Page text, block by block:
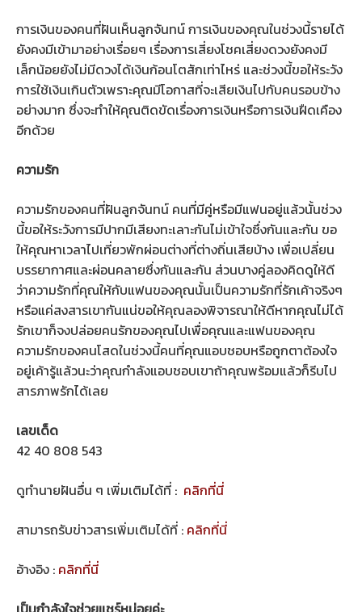
การเงินของคนที่ฝันเห็นลูกจันทน์ การเงินของคุณในช่วงนี้รายได้
ยังคงมีเข้ามาอย่างเรื่อยๆ เรื่องการเสี่ยงโชคเสี่ยงดวงยังคงมี
เล็กน้อยยังไม่มีดวงได้เงินก้อนโตสักเท่าไหร่ และช่วงนี้ขอให้ระวัง
การใช้เงินเกินตัวเพราะคุณมีโอกาสที่จะเสียเงินไปกับคนรอบข้าง
อย่างมาก ซึ่งจะทำให้คุณติดขัดเรื่องการเงินหรือการเงินฝืดเคือง
อีกด้วย
ความรัก
ความรักของคนที่ฝันลูกจันทน์ คนที่มีคู่หรือมีแฟนอยู่แล้วนั้นช่วง
นี้ขอให้ระวังการมีปากมีเสียงทะเลาะกันไม่เข้าใจซึ่งกันและกัน ขอ
ให้คุณหาเวลาไปเที่ยวพักผ่อนต่างที่ต่างถิ่นเสียบ้าง เพื่อเปลี่ยน
บรรยากาศและผ่อนคลายซึ่งกันและกัน ส่วนบางคู่ลองคิดดูให้ดี
ว่าความรักที่คุณให้กับแฟนของคุณนั้นเป็นความรักที่รักเค้าจริงๆ
หรือแค่สงสารเขากันแน่ขอให้คุณลองพิจารณาให้ดีหากคุณไม่ได้
รักเขาก็จงปล่อยคนรักของคุณไปเพื่อคุณและแฟนของคุณ
ความรักของคนโสดในช่วงนี้คนที่คุณแอบชอบหรือถูกตาต้องใจ
อยู่เค้ารู้แล้วนะว่าคุณกำลังแอบชอบเขาถ้าคุณพร้อมแล้วก็รีบไป
สารภาพรักได้เลย
เลขเด็ด
42 40 808 543
ดูทำนายฝันอื่น ๆ เพิ่มเติมได้ที่ : คลิกที่นี่
สามารถรับข่าวสารเพิ่มเติมได้ที่ : คลิกที่นี่
อ้างอิง : คลิกที่นี่